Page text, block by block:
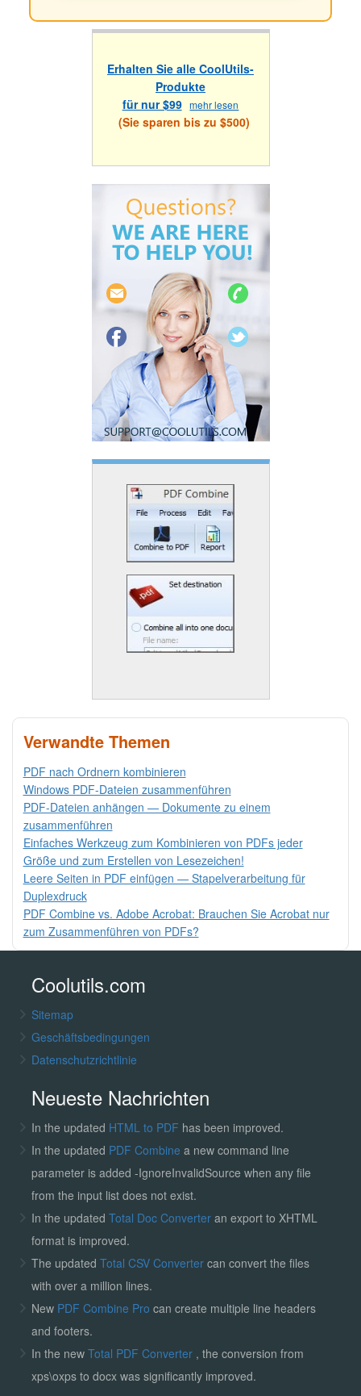
Erhalten Sie alle CoolUtils-
Produkte
für nur $99 mehr lesen
(Sie sparen bis zu $500)
Verwandte Themen
PDF nach Ordnern kombinieren
Windows PDF-Dateien zusammenführen
PDF-Dateien anhängen — Dokumente zu einem
zusammenführen
Einfaches Werkzeug zum Kombinieren von PDFs jeder
Größe und zum Erstellen von Lesezeichen!
Leere Seiten in PDF einfügen — Stapelverarbeitung für
Duplexdruck
PDF Combine vs. Adobe Acrobat: Brauchen Sie Acrobat nur
zum Zusammenführen von PDFs?
Coolutils.com
Sitemap
Geschäftsbedingungen
Datenschutzrichtlinie
Neueste Nachrichten
In the updated HTML to PDF has been improved.
In the updated PDF Combine a new command line
parameter is added -IgnoreInvalidSource when any file
from the input list does not exist.
In the updated Total Doc Converter an export to XHTML
format is improved.
The updated Total CSV Convertercan convert the files
with over a million lines.
New PDF Combine Pro can create multiple line headers
and footers.
In the new Total PDF Converter , the conversion from
xps\oxps to docx was significantly improved.